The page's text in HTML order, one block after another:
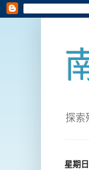
探索
星期